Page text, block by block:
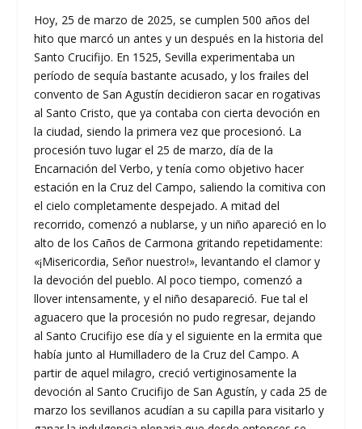
Hoy, 25 de marzo de 2025, se cumplen 500 años del
hito que marcó un antes y un después en la historia del
Santo Crucifijo. En 1525, Sevilla experimentaba un
período de sequía bastante acusado, y los frailes del
convento de San Agustín decidieron sacar en rogativas
al Santo Cristo, que ya contaba con cierta devoción en
la ciudad, siendo la primera vez que procesionó. La
procesión tuvo lugar el 25 de marzo, día de la
Encarnación del Verbo, y tenía como objetivo hacer
estación en la Cruz del Campo, saliendo la comitiva con
el cielo completamente despejado. A mitad del
recorrido, comenzó a nublarse, y un niño apareció en lo
alto de los Caños de Carmona gritando repetidamente:
«¡Misericordia, Señor nuestro!», levantando el clamor y
la devoción del pueblo. Al poco tiempo, comenzó a
llover intensamente, y el niño desapareció. Fue tal el
aguacero que la procesión no pudo regresar, dejando
al Santo Crucifijo ese día y el siguiente en la ermita que
había junto al Humilladero de la Cruz del Campo. A
partir de aquel milagro, creció vertiginosamente la
devoción al Santo Crucifijo de San Agustín, y cada 25 de
marzo los sevillanos acudían a su capilla para visitarlo y